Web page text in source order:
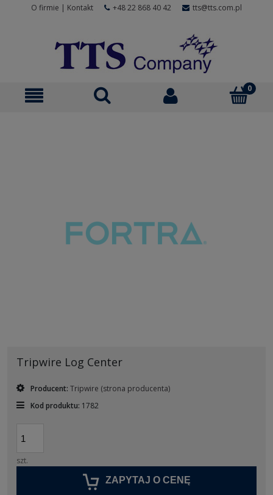
O firmie | Kontakt +48 22 868 40 42 tts@tts.com.pl
Tripwire Log Center
Producent: Tripwire (strona producenta)
Kod produktu: 1782
szt.
ZAPYTAJ O CENĘ